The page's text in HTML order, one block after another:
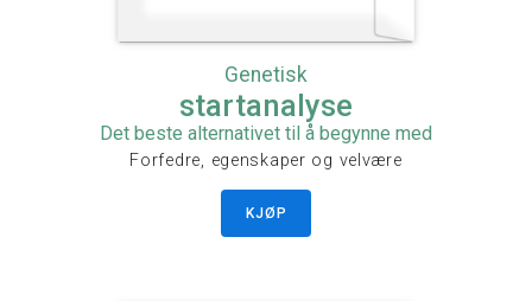
Genetisk
startanalyse
Det beste alternativet til å begynne med
Forfedre, egenskaper og velvære
KJØP